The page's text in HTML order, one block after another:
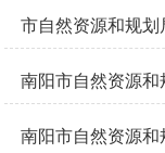
市自然资源和规
南阳市自然资源
南阳市自然资源